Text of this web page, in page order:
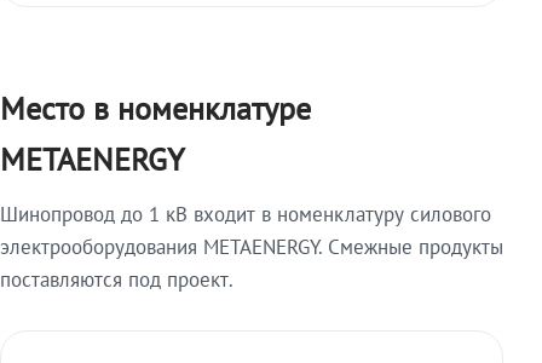
Место в номенклатуре
METAENERGY
Шинопровод до 1 кВ входит в номенклатуру силового
электрооборудования METAENERGY. Смежные продукты
поставляются под проект.